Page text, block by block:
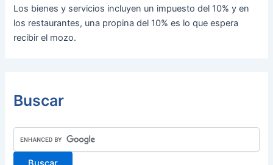
Los bienes y servicios incluyen un impuesto del 10% y en
los restaurantes, una propina del 10% es lo que espera
recibir el mozo.
Buscar